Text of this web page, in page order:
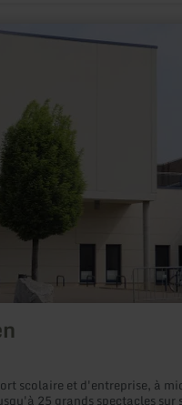
scolaire et d'entreprise, à
25 grands spectacles sur